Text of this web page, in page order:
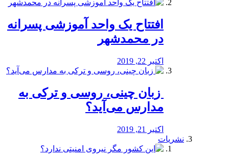
افتتاح یک واحد آموزشی پسرانه
در محمدشهر
اکتبر 22, 2019
️ زبان چینی، روسی و ترکی به
مدارس می‌آید؟
اکتبر 21, 2019
نشریات